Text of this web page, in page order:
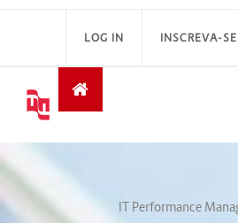
INSCREVA-
LOG IN
IT Performance